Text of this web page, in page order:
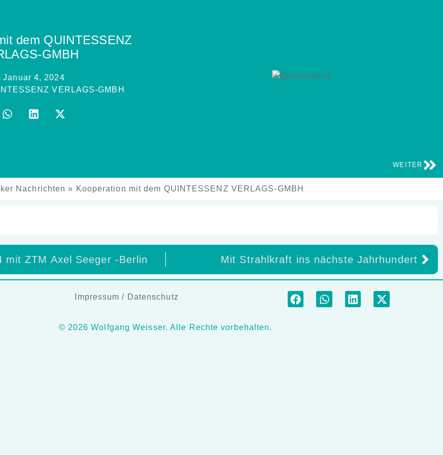
dem QUINTESSENZ
GMBH
Januar 4, 2024
VERLAGS-GMBH
WEITER
Nachrichten » Kooperation mit dem QUINTESSENZ VERLAGS-GMBH
mit ZTM Axel Seeger -Berlin Mit Strahlkraft ins nächste Jahrhundert
Impressum / Datenschutz
© 2026 Wolfgang Weisser. Alle Rechte vorbehalten.